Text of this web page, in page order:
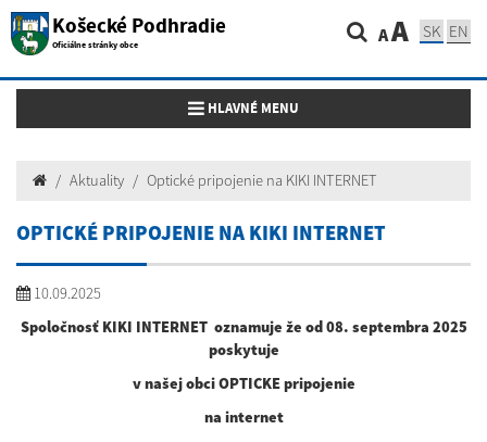
Košecké Podhradie
Oficiálne stránky obce AA SK EN
Toggle navigation
HLAVNÉ MENU
Aktuality Optické pripojenie na KIKI INTERNET
OPTICKÉ PRIPOJENIE NA KIKI INTERNET
10.09.2025
Spoločnosť KIKI INTERNET oznamuje že od 08. septembra 2025
poskytuje
v našej obci OPTICKE pripojenie
na internet